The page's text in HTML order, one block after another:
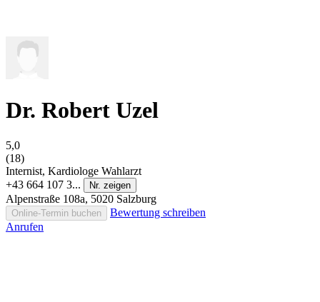
Dr. Robert Uzel
5,0
(18)
Internist, Kardiologe Wahlarzt
+43 664 107 3...
Nr. zeigen
Alpenstraße 108a, 5020 Salzburg
Online-Termin buchen
Bewertung schreiben
Anrufen